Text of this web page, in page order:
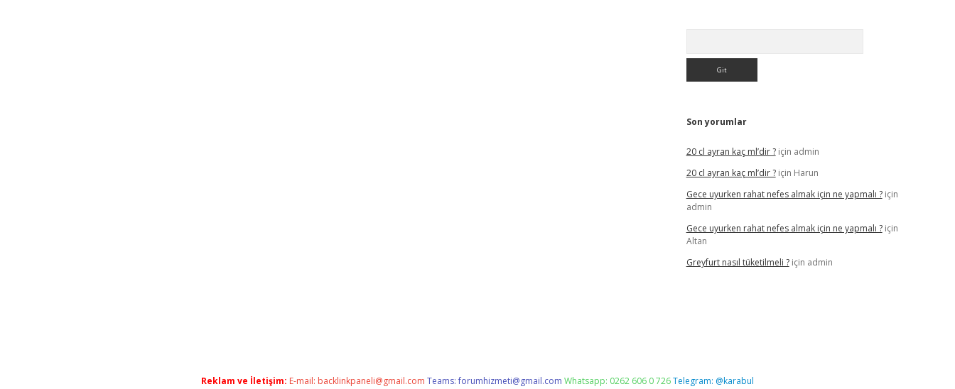
Son yorumlar
20 cl ayran kaç ml’dir ?için admin
20 cl ayran kaç ml’dir ?için Harun
Gece uyurken rahat nefes almak için ne yapmalı ?için
admin
Gece uyurken rahat nefes almak için ne yapmalı ?için
Altan
Greyfurt nasıl tüketilmeli ?için admin
Reklam ve İletişim: E-mail: backlinkpaneli@gmail.com Teams:forumhizmeti@gmail.com Whatsapp: 0262 606 0 726Telegram: @karabul